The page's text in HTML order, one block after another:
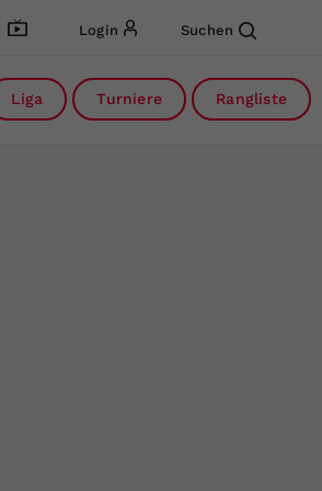
Login Suchen
Liga Turniere Rangliste